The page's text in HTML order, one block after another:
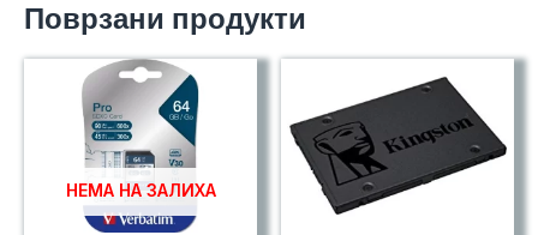
Поврзани продукти
НЕМА НА ЗАЛИХА